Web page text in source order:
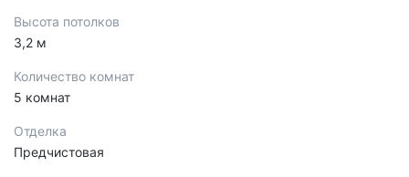
Высота потолков
3,2 м
Количество комнат
5 комнат
Отделка
Предчистовая